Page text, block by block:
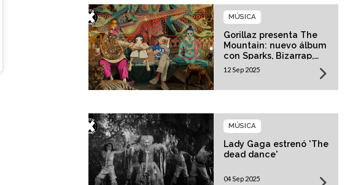
Gorillaz presenta The
Mountain: nuevo álbum
con Sparks, Bizarrap,
Trueno y más invitados
MÚSICA
12 Sep 2025
Lady Gaga estrenó 'The
dead dance'
MÚSICA
04 Sep 2025